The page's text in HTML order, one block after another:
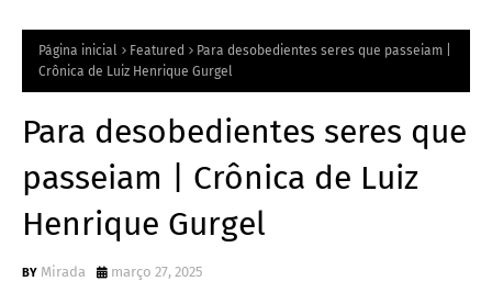
Página inicial Featured
Para desobedientes seres que passeiam |
Crônica de Luiz Henrique Gurgel
Para desobedientes seres que
passeiam | Crônica de Luiz
Henrique Gurgel
Mirada março 27, 2025